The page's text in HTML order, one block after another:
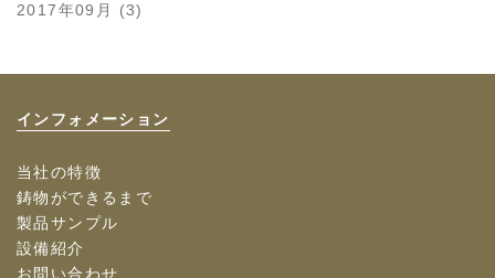
2017年09月 (3)
インフォメーション
当社の特徴
鋳物ができるまで
製品サンプル
設備紹介
お問い合わせ